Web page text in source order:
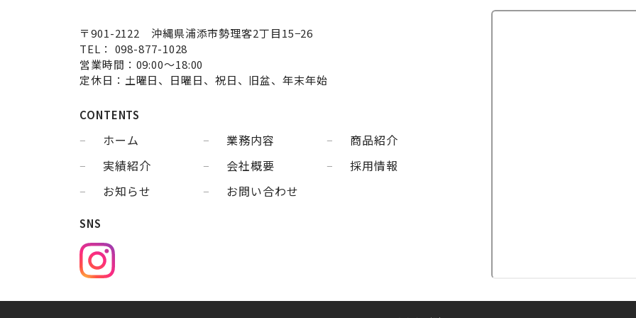
〒901-2122 沖縄県浦添市勢理客2丁目15−26
TEL： 098-877-1028
営業時間：09:00～18:00
定休日：土曜日、日曜日、祝日、旧盆、年末年始
CONTENTS
ホーム 業務内容
商品紹介
実績紹介
会社概要
採用情報
お知らせ
お問い合わせ
SNS